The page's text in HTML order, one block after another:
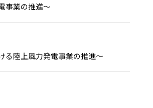
事業の推進～
る陸上風力発電事業の推進～